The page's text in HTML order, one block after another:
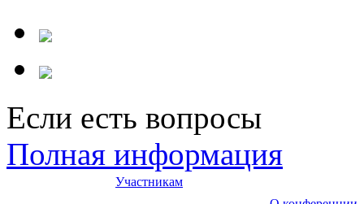
Если есть вопросы
Полная информация
Участникам